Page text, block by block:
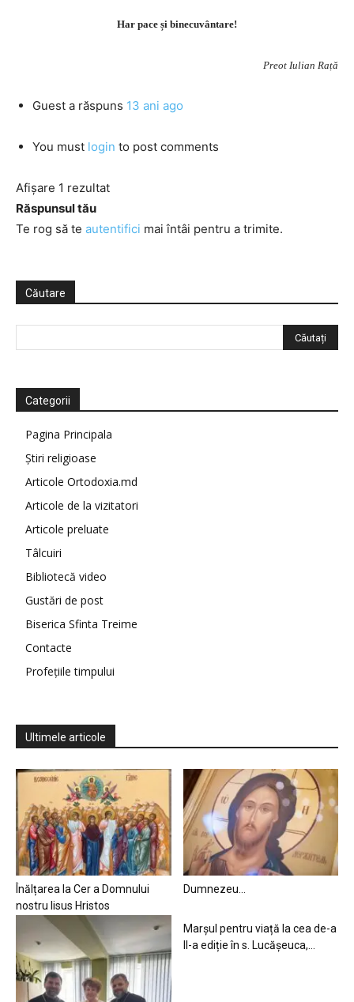
Har pace și binecuvântare!
Preot Iulian Rață
Guest a răspuns 13 ani ago
You must login to post comments
Afișare 1 rezultat
Răspunsul tău
Te rog să te autentifici mai întâi pentru a trimite.
Căutare
Categorii
Pagina Principala
Știri religioase
Articole Ortodoxia.md
Articole de la vizitatori
Articole preluate
Tâlcuiri
Bibliotecă video
Gustări de post
Biserica Sfinta Treime
Contacte
Profețiile timpului
Ultimele articole
Înălțarea la Cer a Domnului
nostru Iisus Hristos
Dumnezeu…
Marșul pentru viață la cea de-a
II-a ediție în s. Lucășeuca,...